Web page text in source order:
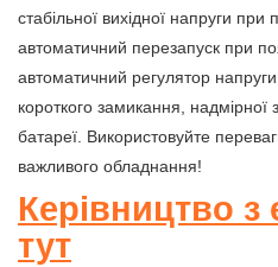
стабільної вихідної напруги
автоматичний перезапуск при
автоматичний регулятор
короткого замикання,
батареї. Використовуйте
важливого обладнання!
Керівництво з
тут